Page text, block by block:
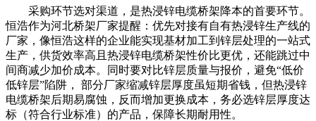
采购环节选对渠道，是热浸锌电缆桥架降本的首要环节。
恒浩作为河北桥架厂家提醒：优先对接有自有热浸锌生产线的
厂家，像恒浩这样的企业能实现基材加工到锌层处理的一站式
生产，供货效率高且热浸锌电缆桥架性价比更优，还能跳过中
间商减少加价成本。同时要对比锌层质量与报价，避免“低价
低锌层”陷阱， 部分厂家缩减锌层厚度虽短期省钱，但热浸锌
电缆桥架后期易腐蚀，反而增加更换成本，务必选锌层厚度达
标（符合行业标准）的产品，保障长期耐用性。